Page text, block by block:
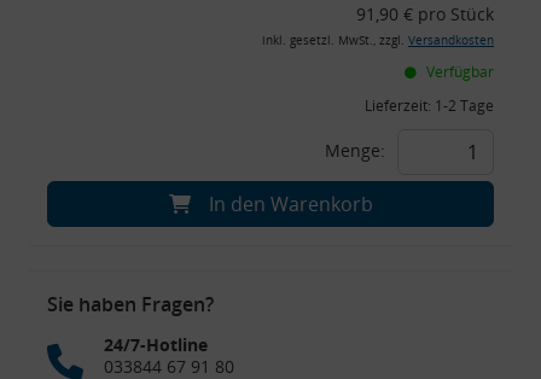
91,90 € pro Stück
inkl. gesetzl. MwSt., zzgl. Versandkosten
Verfügbar
Lieferzeit: 1-2 Tage
Menge:
In den Warenkorb
Sie haben Fragen?
24/7-Hotline
033844 67 91 80